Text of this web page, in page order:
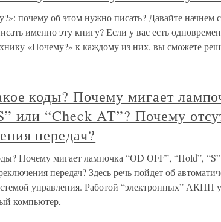
почему об этом нужно писать? Давайте начнем
именно эту книгу? Если у вас есть
«Почему?» к каждому из них, вы сможете
коды? Почему мигает
или “Check AT”? Почему
передач?
Почему мигает лампочка “OD OFF”, “Hold”,
передач? Здесь речь пойдет об
управления. Работой “электронных” АКПП
компьютер,